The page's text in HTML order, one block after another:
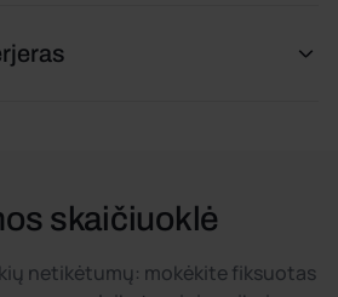
skaičiuoklė
netikėtumų: mokėkite fiksuotas